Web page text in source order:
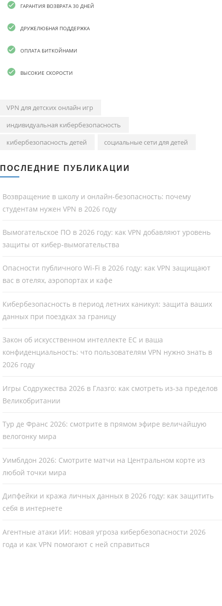
ГАРАНТИЯ ВОЗВРАТА 30 ДНЕЙ
ДРУЖЕЛЮБНАЯ ПОДДЕРЖКА
ОПЛАТА БИТКОЙНАМИ
ВЫСОКИЕ СКОРОСТИ
VPN для детских онлайн игр
индивидуальная кибербезопасность
кибербезопасность детей
социальные сети для детей
ПОСЛЕДНИЕ ПУБЛИКАЦИИ
Возвращение в школу и онлайн-безопасность: почему
студентам нужен VPN в 2026 году
Вымогательское ПО в 2026 году: как VPN добавляют уровень
защиты от кибер-вымогательства
Опасности публичного Wi-Fi в 2026 году: как VPN защищают
вас в отелях, аэропортах и кафе
Кибербезопасность в период летних каникул: защита ваших
данных при поездках за границу
Закон об искусственном интеллекте ЕС и ваша
конфиденциальность: что пользователям VPN нужно знать в
2026 году
Игры Содружества 2026 в Глазго: как смотреть из-за пределов
Великобритании
Тур де Франс 2026: смотрите в прямом эфире величайшую
велогонку мира
Уимблдон 2026: Смотрите матчи на Центральном корте из
любой точки мира
Дипфейки и кража личных данных в 2026 году: как защитить
себя в интернете
Агентные атаки ИИ: новая угроза кибербезопасности 2026
года и как VPN помогают с ней справиться